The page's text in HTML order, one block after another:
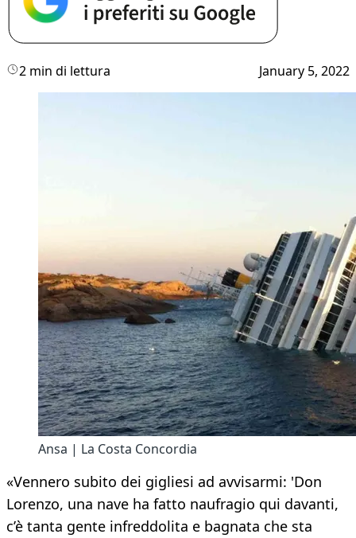
2 min di lettura January 5, 2022
Ansa | La Costa Concordia
«Vennero subito dei gigliesi ad avvisarmi: 'Don
Lorenzo, una nave ha fatto naufragio qui davanti,
c’è tanta gente infreddolita e bagnata che sta